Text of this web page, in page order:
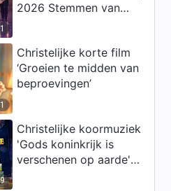
‘Gods werk,
en God Zelf
vijf)
van Christus
Gods gezindheid
II’ (Deel zes)
‘Gods werk,
en God Zelf
zeven)
2026 Stemmen van
Christelijke korte film
‘Groeien te midden van
beproevingen’
Christelijke koormuziek
'Gods koninkrijk is
verschenen op aarde' |